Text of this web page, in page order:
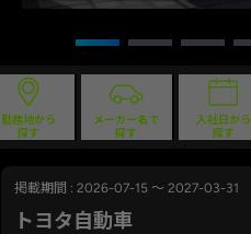
勤務地から
探す
メーカー名で
探す
入社日から
探す
掲載期間 : 2026-07-15 ～ 2027-03-31
トヨタ自動車